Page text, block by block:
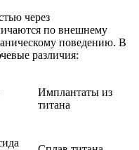
через
по внешнему
поведению. В
различия:
Имплантаты из
титана